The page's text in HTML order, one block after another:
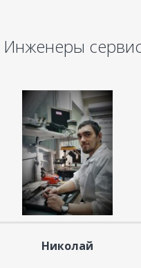
Инженеры
Николай